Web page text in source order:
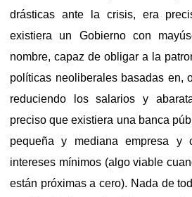
drásticas ante la crisis, era
existiera un Gobierno con
nombre, capaz de obligar a la
políticas neoliberales basadas en,
reduciendo los salarios y
preciso que existiera una banca
pequeña y mediana empresa y
intereses mínimos (algo viable
están próximas a cero). Nada de